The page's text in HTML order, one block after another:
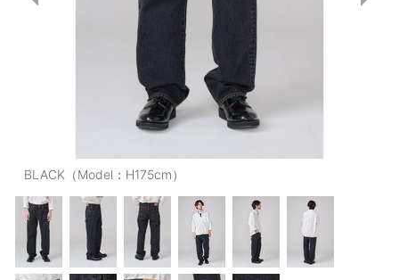
SHIRT : シャツ
LADIES : レディース
DENIM : デニム
PANTS/SKIRT : パンツ・スカート
TOPS : トップス
OUTERS : アウター
OUTLET : アウトレット
BLACK（Model：H175cm）